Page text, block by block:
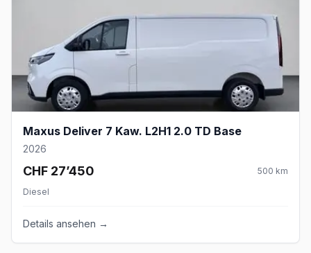
Maxus Deliver 7 Kaw. L2H1 2.0 TD Base
2026
CHF 27’450 500 km
Diesel
Details ansehen →